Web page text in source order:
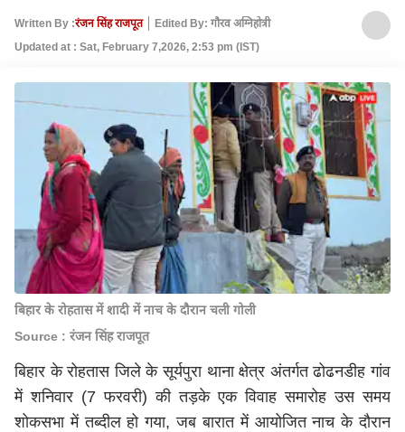
Written By :रंजन सिंह राजपूत
Edited By: गौरव अग्निहोत्री
Updated at : Sat, February 7,2026, 2:53 pm (IST)
बिहार के रोहतास में शादी में नाच के दौरान चली गोली
Source : रंजन सिंह राजपूत
बिहार के रोहतास जिले के सूर्यपुरा थाना क्षेत्र अंतर्गत ढोढनडीह गांव
में शनिवार (7 फरवरी) की तड़के एक विवाह समारोह उस समय
शोकसभा में तब्दील हो गया, जब बारात में आयोजित नाच के दौरान